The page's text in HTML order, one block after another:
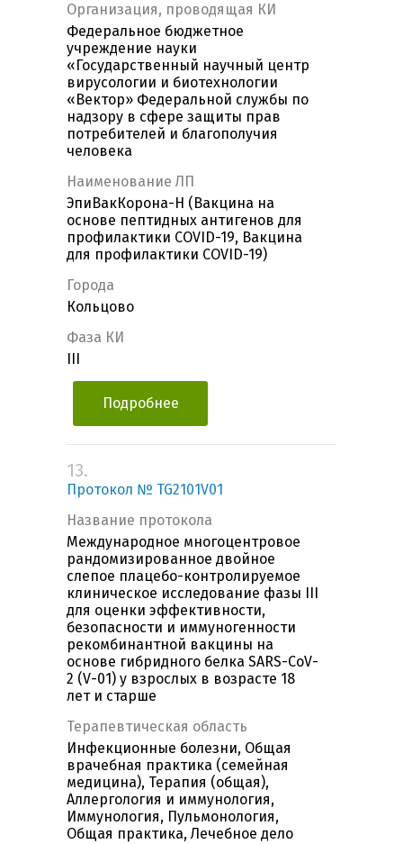
Организация, проводящая КИ
Федеральное бюджетное
учреждение науки
«Государственный научный центр
вирусологии и биотехнологии
«Вектор» Федеральной службы по
надзору в сфере защиты прав
потребителей и благополучия
человека
Наименование ЛП
ЭпиВакКорона-Н (Вакцина на
основе пептидных антигенов для
профилактики COVID-19, Вакцина
для профилактики COVID-19)
Города
Кольцово
Фаза КИ
Подробнее
13.
Протокол № TG2101V01
Название протокола
Международное многоцентровое
рандомизированное двойное
слепое плацебо-контролируемое
клиническое исследование фазы III
для оценки эффективности,
безопасности и иммуногенности
рекомбинантной вакцины на
основе гибридного белка SARS-CoV-
2 (V-01) у взрослых в возрасте 18
лет и старше
Терапевтическая область
Инфекционные болезни, Общая
врачебная практика (семейная
медицина), Терапия (общая),
Аллергология и иммунология,
Иммунология, Пульмонология,
Общая практика, Лечебное дело